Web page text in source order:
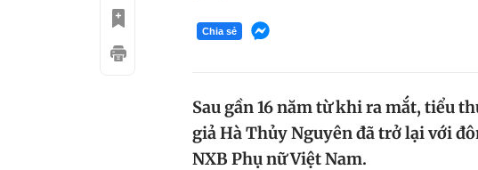
Chia sẻ
Sau gần 16 năm từ khi ra mắt, tiểu
giả Hà Thủy Nguyên đã trở lại với
NXB Phụ nữ Việt Nam.